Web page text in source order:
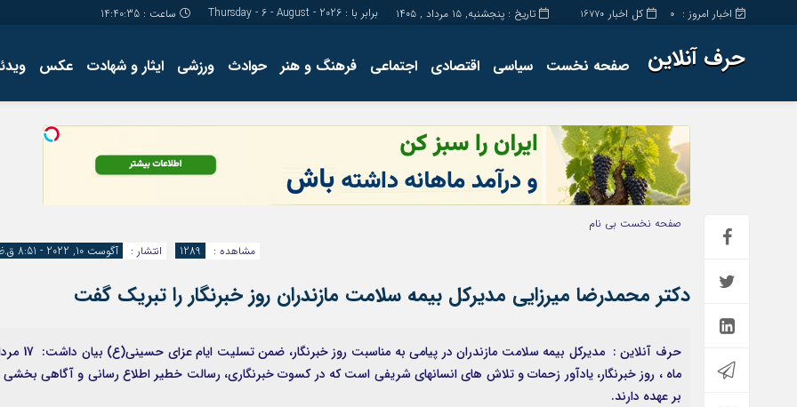
کل اخبار 16770 اخبار امروز : 0 تاریخ : پنجشنبه, ۱۵ مرداد , ۱۴۰۵ برابر با : Thursday - 6 - August - 2026 ساعت : 14:40:36
حرف آنلاین صفحه نخست سیاسی اقتصادی اجتماعی فرهنگ و هنر حوادث ورزشی ایثار و شهادت عکس
کارگاه
تولید
مجله ای
صفحه نخست بی نام
انتشار :
آگوست 10, 2022 - 8:51 ق.ظ مشاهده : 1289
دکتر محمدرضا میرزایی مدیرکل بیمه سلامت مازندران روز خبرنگار را تبریک گفت
حرف آنلاین : مدیرکل بیمه سلامت مازندران در پیامی به مناسبت روز
ماه ، روز خبرنگار، یادآور زحمات و تلاش های انسانهای شریفی است که در کسوت خبرنگاری، رسالت خطیر اطلاع رسانی و آگاهی بخشی
بر عهده دارند.